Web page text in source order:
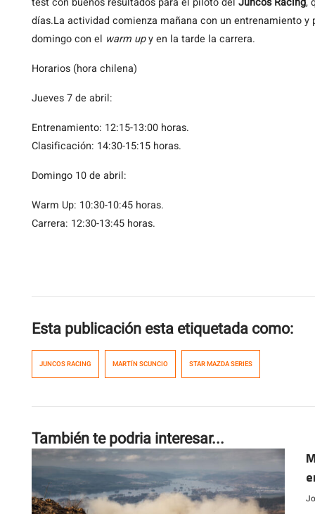
días.La actividad comienza mañana con un entrenamiento
domingo con el warm upy en la tarde la carrera.
Horarios (hora chilena)
Jueves 7 de abril:
Entrenamiento: 12:15-13:00 horas.
Clasificación: 14:30-15:15 horas.
Domingo 10 de abril:
Warm Up: 10:30-10:45 horas.
Carrera: 12:30-13:45 horas.
Esta publicación esta etiquetada como:
JUNCOS RACING MARTÍN SCUNCIO STAR MAZDA SERIES
También te podria interesar...